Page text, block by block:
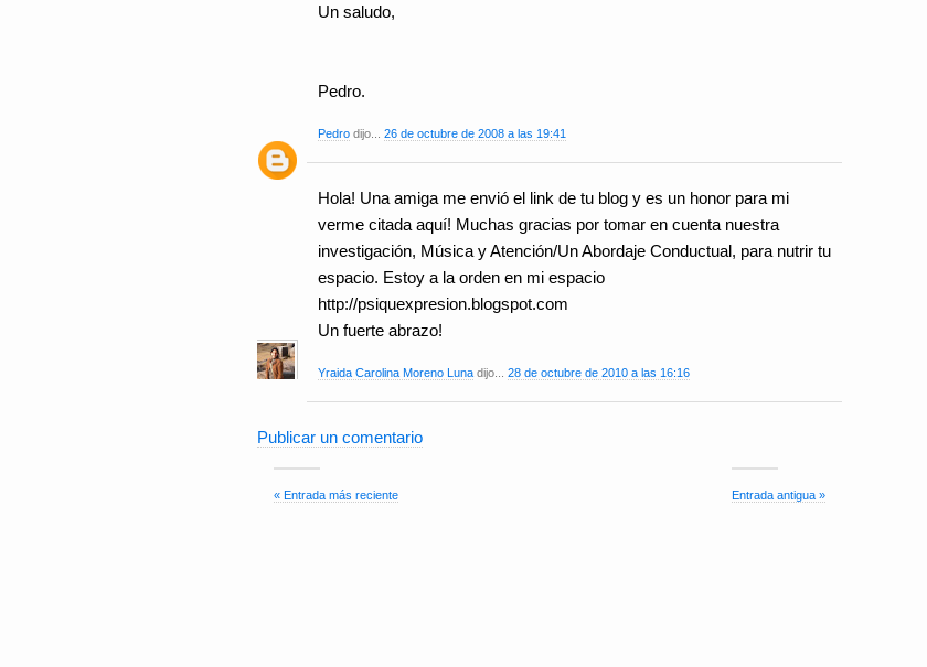
Un saludo,
Pedro.
Pedro dijo... 26 de octubre de 2008 a las 19:41
Hola! Una amiga me envió el link de tu blog y es un honor para mi
verme citada aquí! Muchas gracias por tomar en cuenta nuestra
investigación, Música y Atención/Un Abordaje Conductual, para nutrir tu
espacio. Estoy a la orden en mi espacio
http://psiquexpresion.blogspot.com
Un fuerte abrazo!
Yraida Carolina Moreno Luna dijo... 28 de octubre de 2010 a las 16:16
Publicar un comentario
« Entrada más reciente Entrada antigua »